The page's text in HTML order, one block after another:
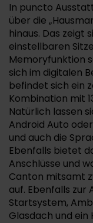
In puncto
über die
hinaus. Das zeigt
einstellbaren
Memoryfunktion
sich im digitalen
befindet sich ein
Kombination mit
Natürlich lassen
Android Auto
und auch die
Ebenfalls bietet
Anschlüsse und
Canton mitsamt
auf. Ebenfalls
Startsystem,
Glasdach und